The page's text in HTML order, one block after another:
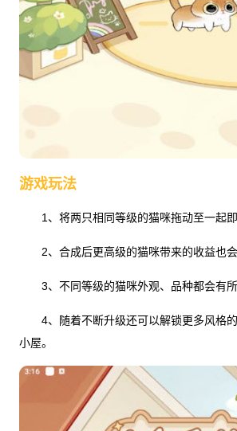
游戏玩法
1、将两只相同等级的猫咪拖动至一起
2、合成后更高级的猫咪带来的收益也会
3、不同等级的猫咪外观、品种都会有所
4、随着不断升级还可以解锁更多风格
小屋。